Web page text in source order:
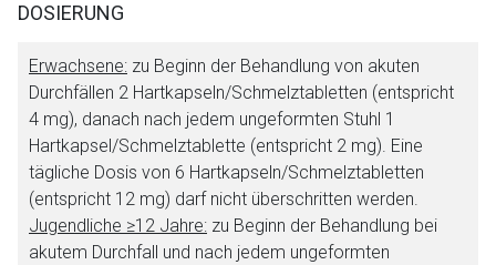
DOSIERUNG
Erwachsene: zu Beginn der Behandlung von akuten
Durchfällen 2 Hartkapseln/Schmelztabletten (entspricht
4 mg), danach nach jedem ungeformten Stuhl 1
Hartkapsel/Schmelztablette (entspricht 2 mg). Eine
tägliche Dosis von 6 Hartkapseln/Schmelztabletten
(entspricht 12 mg) darf nicht überschritten werden.
Jugendliche ≥12 Jahre: zu Beginn der Behandlung bei
akutem Durchfall und nach jedem ungeformten